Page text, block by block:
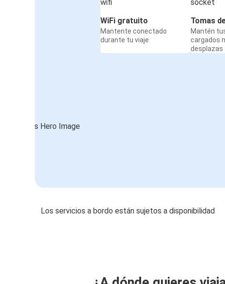
WiFi gratuito
Mantente conectado
durante tu viaje
Tomas
Mantén
cargados
desplazas
Los servicios a bordo están sujetos a disponibilidad